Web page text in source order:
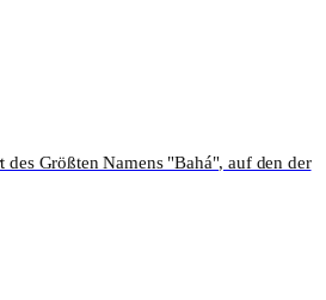
Größten Namens "Bahá", auf den der